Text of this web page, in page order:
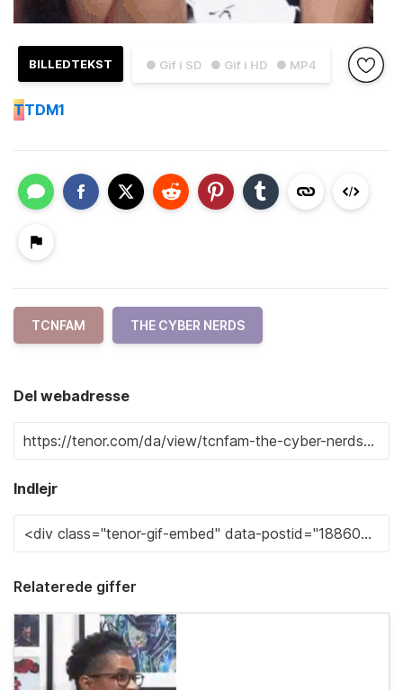
● Gif i SD ● Gif i HD ● MP4
BILLEDTEKST
TTDM1
TCNFAM THE CYBER NERDS
Del webadresse
Indlejr
Relaterede giffer